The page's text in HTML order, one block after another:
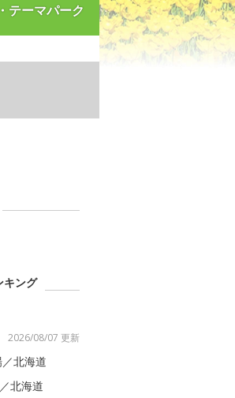
テーマパーク
キング
2026/08/07 更新
北海道
北海道